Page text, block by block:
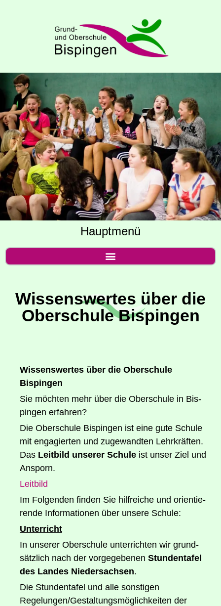
Hauptmenü
Wis­sens­wer­tes über die
Ober­schu­le Bispingen
Wis­sens­wer­tes über die Ober­schu­le
Bispingen
Sie möch­ten mehr über die Ober­schu­le in Bis­
pin­gen erfahren?
Die Ober­schu­le Bis­pin­gen ist eine gute Schu­le
mit enga­gier­ten und zuge­wand­ten Lehr­kräf­ten.
Das Leit­bild unse­rer Schu­le ist unser Ziel und
Ansporn.
Leit­bild
Im Fol­gen­den fin­den Sie hilf­rei­che und ori­en­tie­
ren­de Infor­ma­tio­nen über unse­re Schule:
Unter­richt
In unse­rer Ober­schu­le unter­rich­ten wir grund­
sätz­lich nach der vor­ge­ge­be­nen Stun­den­ta­fel
des Lan­des Nie­der­sach­sen.
Die Stun­den­ta­fel und alle sons­ti­gen
Regelungen/​Gestal­tungs­mög­lich­kei­ten der